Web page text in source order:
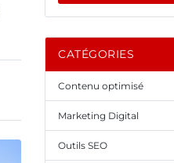
CATÉGORIES
Contenu optimisé
Marketing Digital
Outils SEO